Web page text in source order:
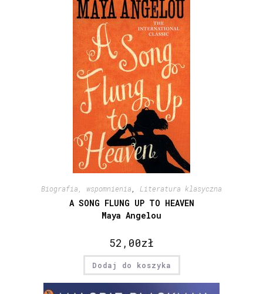
Biografia, wspomnienia, Literatura klasyczna
A SONG FLUNG UP TO HEAVEN
Maya Angelou
52,00zł
Dodaj do koszyka